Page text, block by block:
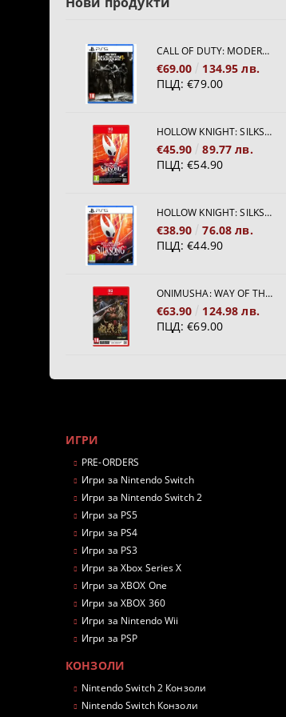
CALL OF DUTY: MODERN WARFARE 4[PS5]
€69.00
134.95 лв.
ПЦД: €79.00
HOLLOW KNIGHT: SILKSONG [NINTENDO SWITCH 2]
€45.90
89.77 лв.
ПЦД: €54.90
HOLLOW KNIGHT: SILKSONG [PS5]
€38.90
76.08 лв.
ПЦД: €44.90
ONIMUSHA: WAY OF THE SWORD [NINTENDO SWITCH 2]
€63.90
124.98 лв.
ПЦД: €69.00
ИГРИ
PRE-ORDERS
Игри за Nintendo Switch
Игри за Nintendo Switch 2
Игри за PS5
Игри за PS4
Игри за PS3
Игри за Xbox Series X
Игри за XBOX One
Игри за XBOX 360
Игри за Nintendo Wii
Игри за PSP
КОНЗОЛИ
Nintendo Switch 2 Конзоли
Nintendo Switch Конзоли